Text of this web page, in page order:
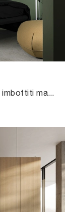
Il letto Clapis in tessuto, tra i modelli imbottiti matrimoniali moderni di Kristalia, è ideale per assicurarti il sonno più profondo.